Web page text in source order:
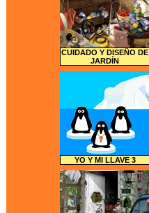
CUIDADO Y DISEÑO DE
JARDÍN
YO Y MI LLAVE 3